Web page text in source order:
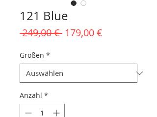
121 Blue
249,00 € Standardpreis
179,00 €
Größen *
Anzahl *